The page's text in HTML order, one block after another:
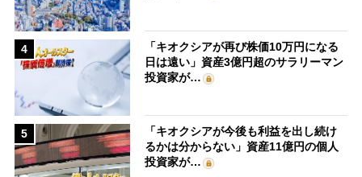
4
「キオクシアが再び株価10万円になる
日は遠い」資産3億円超のサラリーマン
投資家が…
5
「キオクシアが今後も利益を出し続け
るかは分からない」資産11億円の個人
投資家が…